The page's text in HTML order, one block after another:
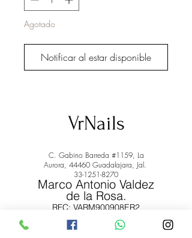
Agotado
Notificar al estar disponible
VrNails
C. Gabino Barreda #1159, La
Aurora, 44460 Guadalajara, Jal.
33-1251-8270
Marco Antonio Valdez
de la Rosa.
RFC: VARM900908ER2